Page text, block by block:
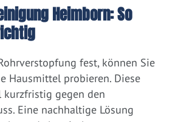
Heimborn: So
fest, können Sie
Hausmittel probieren. Diese
gegen den
Eine nachhaltige Lösung